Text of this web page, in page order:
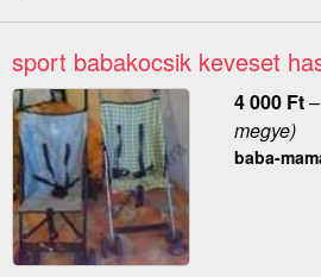
sport babakocsik keveset
4 000 Ft–
megye)
baba-